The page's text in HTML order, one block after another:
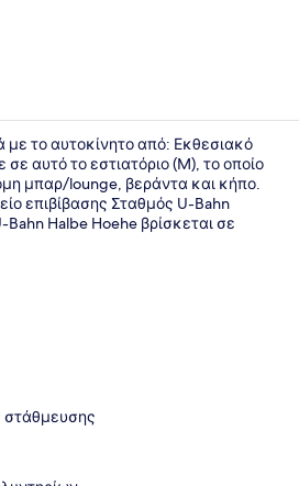
Βεράντα/
το αυτοκίνητο από: Εκθεσιακό
αυτό το εστιατόριο (M), το οποίο
μπαρ/lounge, βεράντα και κήπο.
επιβίβασης Σταθμός U-Bahn
Halbe Hoehe βρίσκεται σε
στάθμευσης